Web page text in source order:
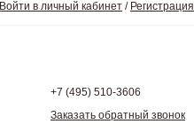
Войти в личный кабинет / Регистрация
+7 (495) 510-3606
Заказать обратный звонок